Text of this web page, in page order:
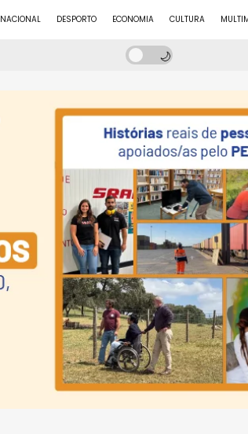
NACIONAL DESPORTO ECONOMIA CULTURA